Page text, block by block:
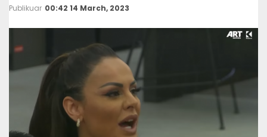
Publikuar 00:42 14 March, 2023